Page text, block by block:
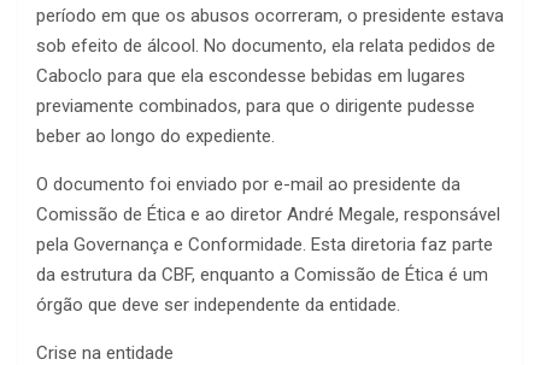
período em que os abusos ocorreram, o presidente estava
sob efeito de álcool. No documento, ela relata pedidos de
Caboclo para que ela escondesse bebidas em lugares
previamente combinados, para que o dirigente pudesse
beber ao longo do expediente.
O documento foi enviado por e-mail ao presidente da
Comissão de Ética e ao diretor André Megale, responsável
pela Governança e Conformidade. Esta diretoria faz parte
da estrutura da CBF, enquanto a Comissão de Ética é um
órgão que deve ser independente da entidade.
Crise na entidade